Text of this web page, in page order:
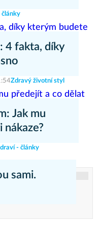
články
4 fakta, díky
Zdravý životní styl
Jak mu
- články
sami.